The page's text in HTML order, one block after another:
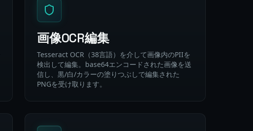
画像OCR編集
Tesseract OCR（38言語）を介して画像内のPIIを
検出して編集。base64エンコードされた画像を送
信し、黒/白/カラーの塗りつぶしで編集された
PNGを受け取ります。